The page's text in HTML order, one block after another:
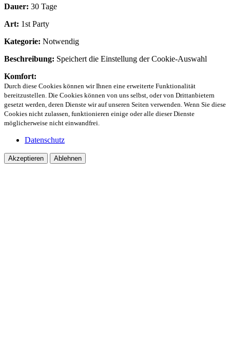
Dauer: 30 Tage
Art: 1st Party
Kategorie: Notwendig
Beschreibung: Speichert die Einstellung der Cookie-Auswahl
Komfort:
Durch diese Cookies können wir Ihnen eine erweiterte Funktionalität
bereitzustellen. Die Cookies können von uns selbst, oder von Drittanbietern
gesetzt werden, deren Dienste wir auf unseren Seiten verwenden. Wenn Sie diese
Cookies nicht zulassen, funktionieren einige oder alle dieser Dienste
möglicherweise nicht einwandfrei.
Datenschutz
Akzeptieren Ablehnen